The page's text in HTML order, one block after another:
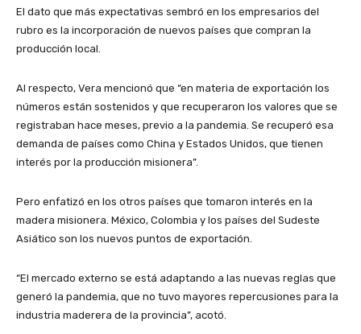
El dato que más expectativas sembró en los empresarios del
rubro es la incorporación de nuevos países que compran la
producción local.
Al respecto, Vera mencionó que “en materia de exportación los
números están sostenidos y que recuperaron los valores que se
registraban hace meses, previo a la pandemia. Se recuperó esa
demanda de países como China y Estados Unidos, que tienen
interés por la producción misionera”.
Pero enfatizó en los otros países que tomaron interés en la
madera misionera. México, Colombia y los países del Sudeste
Asiático son los nuevos puntos de exportación.
“El mercado externo se está adaptando a las nuevas reglas que
generó la pandemia, que no tuvo mayores repercusiones para la
industria maderera de la provincia”, acotó.